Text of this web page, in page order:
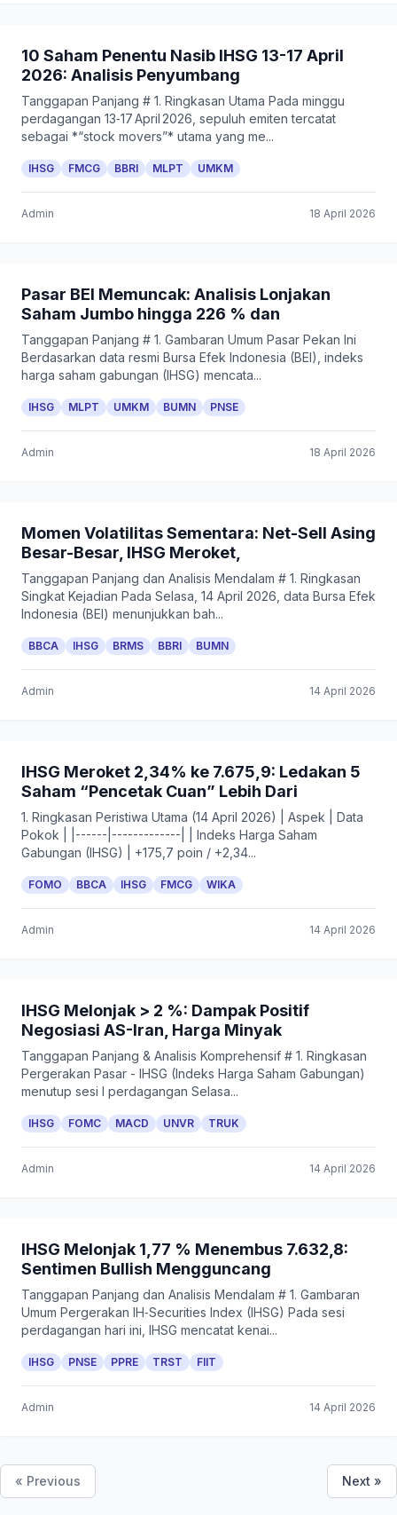
10 Saham Penentu Nasib IHSG 13-17 April
2026: Analisis Penyumbang
Tanggapan Panjang # 1. Ringkasan Utama Pada minggu
perdagangan 13‑17 April 2026, sepuluh emiten tercatat
sebagai *“stock movers”* utama yang me...
IHSG FMCG BBRI MLPT UMKM
Admin 18 April 2026
Pasar BEI Memuncak: Analisis Lonjakan
Saham Jumbo hingga 226 % dan
Tanggapan Panjang # 1. Gambaran Umum Pasar Pekan Ini
Berdasarkan data resmi Bursa Efek Indonesia (BEI), indeks
harga saham gabungan (IHSG) mencata...
IHSG MLPT UMKM BUMN PNSE
Admin 18 April 2026
Momen Volatilitas Sementara: Net-Sell Asing
Besar-Besar, IHSG Meroket,
Tanggapan Panjang dan Analisis Mendalam # 1. Ringkasan
Singkat Kejadian Pada Selasa, 14 April 2026, data Bursa Efek
Indonesia (BEI) menunjukkan bah...
BBCA IHSG BRMS BBRI BUMN
Admin 14 April 2026
IHSG Meroket 2,34% ke 7.675,9: Ledakan 5
Saham “Pencetak Cuan” Lebih Dari
1. Ringkasan Peristiwa Utama (14 April 2026) | Aspek | Data
Pokok | |------|-------------| | Indeks Harga Saham
Gabungan (IHSG) | +175,7 poin / +2,34...
FOMO BBCA IHSG FMCG WIKA
Admin 14 April 2026
IHSG Melonjak > 2 %: Dampak Positif
Negosiasi AS-Iran, Harga Minyak
Tanggapan Panjang & Analisis Komprehensif # 1. Ringkasan
Pergerakan Pasar - IHSG (Indeks Harga Saham Gabungan)
menutup sesi I perdagangan Selasa...
IHSG FOMC MACD UNVR TRUK
Admin 14 April 2026
IHSG Melonjak 1,77 % Menembus 7.632,8:
Sentimen Bullish Mengguncang
Tanggapan Panjang dan Analisis Mendalam # 1. Gambaran
Umum Pergerakan IH‑Securities Index (IHSG) Pada sesi
perdagangan hari ini, IHSG mencatat kenai...
IHSG PNSE PPRE TRST FIIT
Admin 14 April 2026
« Previous Next »